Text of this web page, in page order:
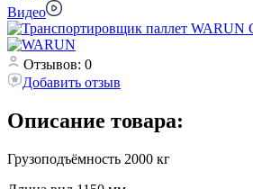
Видео
Отзывов: 0
Добавить отзыв
Описание товара:
Грузоподъёмность 2000 кг